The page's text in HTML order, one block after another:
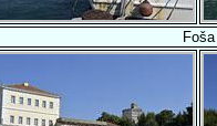
Foša